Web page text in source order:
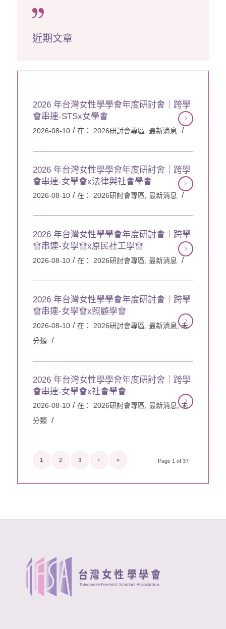
近期文章
2026 年台灣女性學學會年度研討會｜跨學
會串連-STSx女學會
2026-08-10 / 在： 2026研討會專區 最新消息 /
2026 年台灣女性學學會年度研討會｜跨學
會串連-女學會x法律與社會學會
2026-08-10 / 在： 2026研討會專區, 最新消息 /
2026 年台灣女性學學會年度研討會｜跨學
會串連-女學會x原民社工學會
2026-08-10 / 在： 2026研討會專區 最新消息 /
2026 年台灣女性學學會年度研討會｜跨學
會串連-女學會x照顧學會
2026-08-10 / 在： 2026研討會專區 最新消息 ,未
分類 /
2026 年台灣女性學學會年度研討會｜跨學
會串連-女學會x社會學會
2026-08-10 / 在： 2026研討會專區, 最新消息,未
分類 /
Page 1 of 37
1 2 3 › »